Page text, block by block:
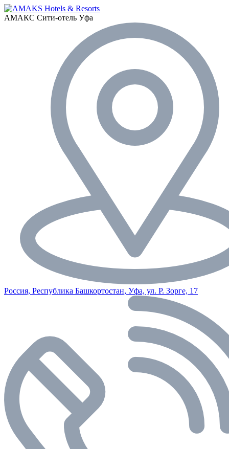
АМАКС Сити-отель Уфа
Россия, Республика Башкортостан, Уфа, ул. Р. Зорге, 17